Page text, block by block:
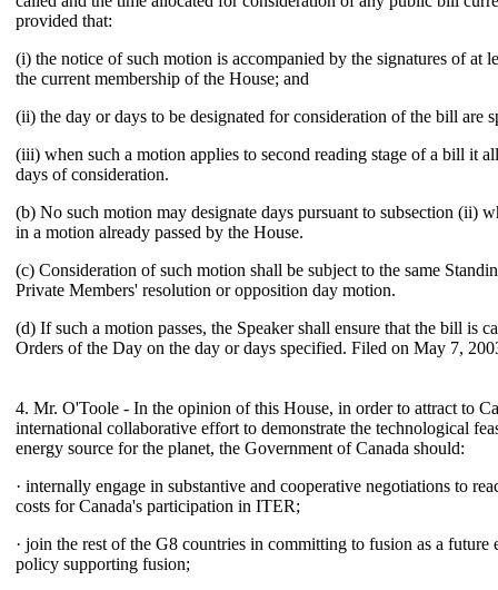
provided that:
(i) the notice of such motion is accompanied by the signatures of at
the current membership of the House; and
(ii) the day or days to be designated for consideration of the bill are
(iii) when such a motion applies to second reading stage of a bill it
days of consideration.
(b) No such motion may designate days pursuant to subsection (ii)
in a motion already passed by the House.
(c) Consideration of such motion shall be subject to the same
Private Members' resolution or opposition day motion.
(d) If such a motion passes, the Speaker shall ensure that the bill is
Orders of the Day on the day or days specified. Filed on May 7,
4. Mr. O'Toole - In the opinion of this House, in order to attract to
international collaborative effort to demonstrate the technological
energy source for the planet, the Government of Canada should:
· internally engage in substantive and cooperative negotiations to
costs for Canada's participation in ITER;
· join the rest of the G8 countries in committing to fusion as a future
policy supporting fusion;